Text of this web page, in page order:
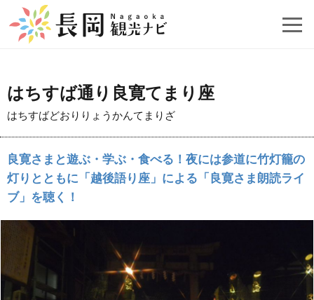
はちすば通り良寛てまり座
はちすばどおりりょうかんてまりざ
良寛さまと遊ぶ・学ぶ・食べる！夜には参道に竹灯籠の
灯りとともに「越後語り座」による「良寛さま朗読ライ
ブ」を聴く！